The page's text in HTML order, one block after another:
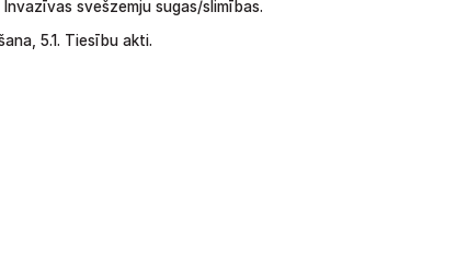
Invazīvas svešzemju sugas/slimības.
5.1. Tiesību akti.